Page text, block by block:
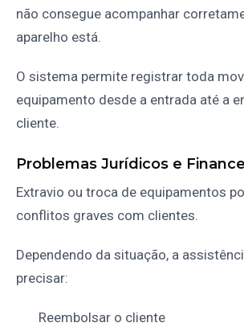
não consegue acompanhar
aparelho está.
O sistema permite registrar toda
equipamento desde a entrada até a
cliente.
Problemas Jurídicos e
Extravio ou troca de equipamentos
conflitos graves com clientes.
Dependendo da situação, a
precisar:
Reembolsar o cliente